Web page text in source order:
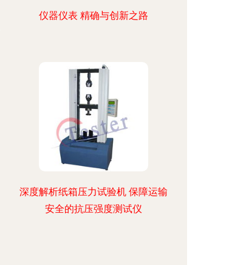
仪器仪表 精确与创新之路
深度解析纸箱压力试验机 保障运输
安全的抗压强度测试仪